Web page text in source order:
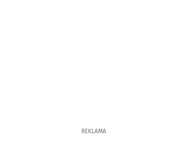
REKLAMA